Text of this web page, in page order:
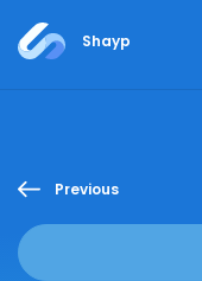
Shayp
Previous